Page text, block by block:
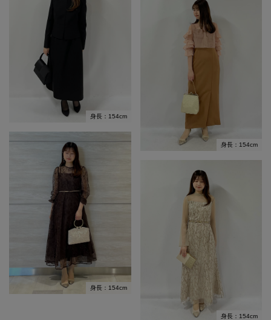
身長：154cm
身長：154cm
身長：154cm
身長：154cm